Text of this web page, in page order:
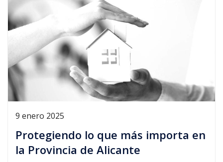
9 enero 2025
Protegiendo lo que más importa en
la Provincia de Alicante